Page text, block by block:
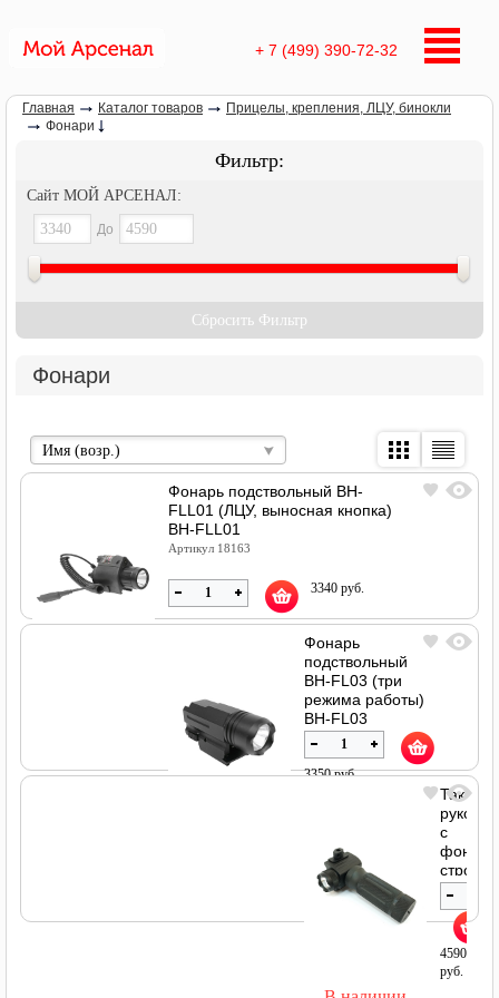
+ 7 (499) 390-72-32
Главная Каталог товаров
Прицелы, крепления, ЛЦУ, бинокли
Фонари
Фильтр:
Сайт МОЙ АРСЕНАЛ:
До
Сбросить Фильтр
Фонари
Имя (возр.)
Фонарь подствольный BH-
FLL01 (ЛЦУ, выносная кнопка)
BH-FLL01
Артикул 18163
3340 руб.
Фонарь
подствольный
BH-FL03 (три
режима работы)
BH-FL03
Артикул 18164
3350 руб.
с
и
ЛЦУ,
на
вивер
BH-
4590
руб.